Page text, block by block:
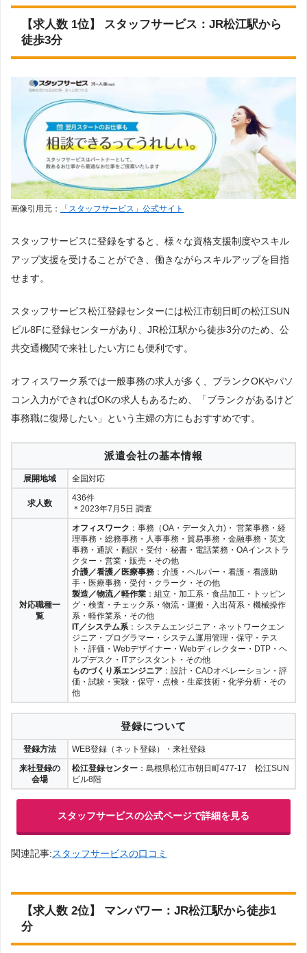
データ入力 コールセンター
OAインストラクター
外資系 ホテル マスコミ
リゾートバイト（リゾバ） コンビニ
建設業界 土木業界
20代 30代 40代 50代
学生 高校生 大学生
女性 男性
全国都道府県別
北海道・東北
北海道 青森 宮城 岩手
秋田 山形
茨城 栃木 群馬
【求人数 1位】 スタッフサービス：JR松江駅から
徒歩3分
画像引用元： 「スタッフサービス」公式サイト
スタッフサービスに登録をすると、様々な資格支援制度やスキル
アップ支援を受けることができ、働きながらスキルアップを目指
せます。
スタッフサービス松江登録センターには松江市朝日町の松江SUN
ビル8Fに登録センターがあり、JR松江駅から徒歩3分のため、公
共交通機関で来社したい方にも便利です。
オフィスワーク系では一般事務の求人が多く、ブランクOKやパソ
コン入力ができればOKの求人もあるため、「ブランクがあるけど
事務職に復帰したい」という主婦の方にもおすすめです。
派遣会社の基本情報
展開地域 全国対応
求人数
436件
＊2023年7月5日 調査
対応職種一
覧
オフィスワーク ：事務（OA・データ入力)・ 営業事務・経
理事務・総務事務・人事事務・貿易事務・金融事務・英文
事務・通訳・翻訳・受付・秘書・電話業務・OAインストラ
クター・営業・販売・その他
介護／看護／医療事務 ：介護・ヘルパー・看護・看護助
手・医療事務・受付・クラーク・その他
製造／物流／軽作業 ：組立・加工系・食品加工・トッピン
グ・検査・チェック系・物流・運搬・入出荷系・機械操作
系・軽作業系・その他
IT／システム系：システムエンジニア・ネットワークエン
ジニア・プログラマー・システム運用管理・保守・テス
ト・評価・Webデザイナー・Webディレクター・DTP・ヘ
ルプデスク・ITアシスタント・その他
ものづくり系エンジニア ：設計・CADオペレーション・評
価・試験・実験・保守・点検・生産技術・化学分析・その
他
登録について
登録方法
WEB登録（ネット登録）・来社登録
来社登録の
会場
松江登録センター ：島根県松江市朝日町477-17 松江SUN
ビル8階
スタッフサービスの公式ページで詳細を見る
関連記事:スタッフサービスの口コミ
【求人数 2位】 マンパワー：JR松江駅から徒歩1
分